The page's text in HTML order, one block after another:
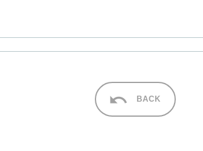
BACK